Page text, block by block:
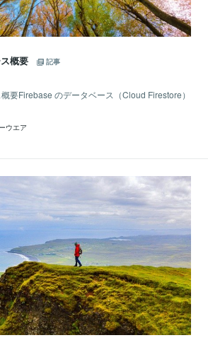
概要
記事
要Firebase のデータベース（Cloud Firestore）
ウエア